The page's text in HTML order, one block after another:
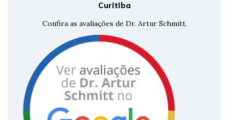
Curitiba
Confira as avaliações de Dr. Artur Schmitt.